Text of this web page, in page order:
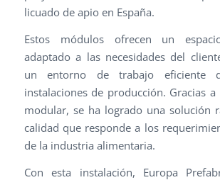
licuado de apio en España.
Estos módulos ofrecen un
adaptado a las necesidades del
un entorno de trabajo eficiente
instalaciones de producción. Gracias
modular, se ha logrado una solución
calidad que responde a los
de la industria alimentaria.
Con esta instalación, Europa